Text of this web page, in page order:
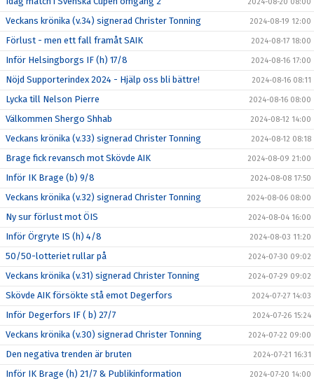
Veckans krönika (v.34) signerad Christer Tonning 2024-08-19 12:00
Förlust - men ett fall framåt SAIK 2024-08-17 18:00
Inför Helsingborgs IF (h) 17/8 2024-08-16 17:00
Nöjd Supporterindex 2024 - Hjälp oss bli bättre! 2024-08-16 08:11
Lycka till Nelson Pierre 2024-08-16 08:00
Välkommen Shergo Shhab 2024-08-12 14:00
Veckans krönika (v.33) signerad Christer Tonning 2024-08-12 08:18
Brage fick revansch mot Skövde AIK 2024-08-09 21:00
Inför IK Brage (b) 9/8 2024-08-08 17:50
Veckans krönika (v.32) signerad Christer Tonning 2024-08-06 08:00
Ny sur förlust mot ÖIS 2024-08-04 16:00
Inför Örgryte IS (h) 4/8 2024-08-03 11:20
50/50-lotteriet rullar på 2024-07-30 09:02
Veckans krönika (v.31) signerad Christer Tonning 2024-07-29 09:02
Skövde AIK försökte stå emot Degerfors 2024-07-27 14:03
Inför Degerfors IF ( b) 27/7 2024-07-26 15:24
Veckans krönika (v.30) signerad Christer Tonning 2024-07-22 09:00
Den negativa trenden är bruten 2024-07-21 16:31
Inför IK Brage (h) 21/7 & Publikinformation 2024-07-20 14:00